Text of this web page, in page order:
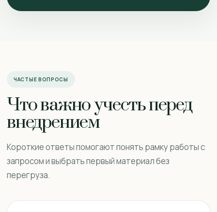
ЧАСТЫЕ ВОПРОСЫ
Что важно учесть перед
внедрением
Короткие ответы помогают понять рамку работы с
запросом и выбрать первый материал без
перегруза.